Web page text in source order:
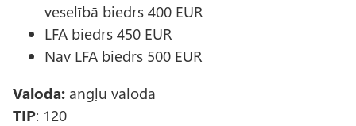
veselībā biedrs 400 EUR
LFA biedrs 450 EUR
Nav LFA biedrs 500 EUR
Valoda: angļu valoda
TIP: 120